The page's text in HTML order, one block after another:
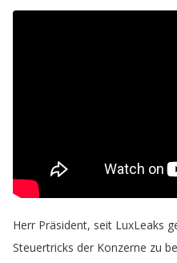
Herr Präsident, seit LuxLeaks
Steuertricks der Konzerne zu